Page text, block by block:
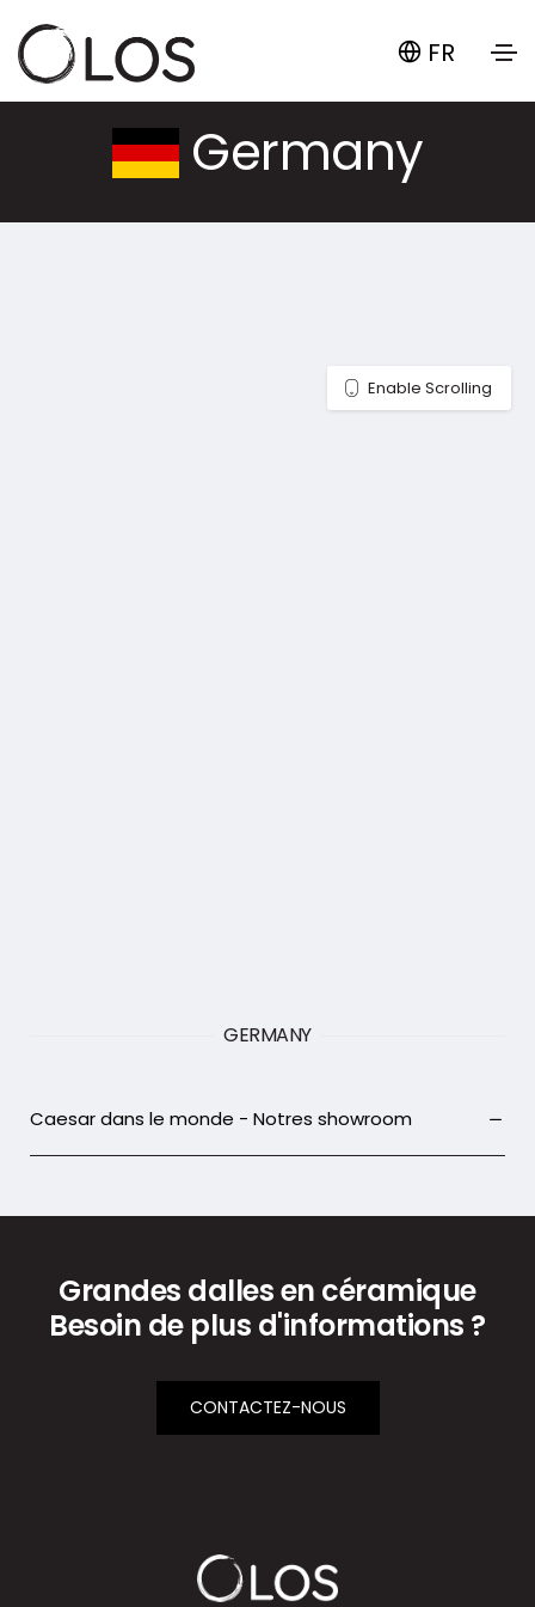
FR
Germany
Enable Scrolling
GERMANY
Caesar dans le monde - Notres showroom
Grandes dalles en céramique
Besoin de plus d'informations ?
CONTACTEZ-NOUS